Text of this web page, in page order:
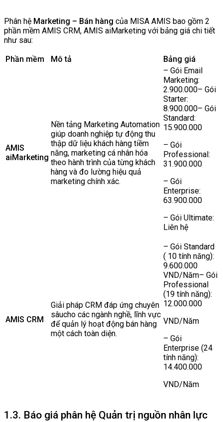
Phân hệ Marketing – Bán hàng của MISA AMIS bao gồm 2
phần mềm AMIS CRM, AMIS aiMarketing với bảng giá chi tiết
như sau:
Phần mềm
Mô tả Bảng giá
AMIS
aiMarketing
Nền tảng Marketing Automation
giúp doanh nghiệp tự động thu
thập dữ liệu khách hàng tiềm
năng, marketing cá nhân hóa
theo hành trình của từng khách
hàng và đo lường hiệu quả
marketing chính xác.
– Gói Email
Marketing:
2.900.000– Gói
Starter:
8.900.000– Gói
Standard:
15.900.000
– Gói
Professional:
31.900.000
– Gói
Enterprise:
63.900.000
– Gói Ultimate:
Liên hệ
AMIS CRM
Giải pháp CRM đáp ứng chuyên
sâucho các ngành nghề, lĩnh vực
để quản lý hoạt động bán hàng
một cách toàn diện.
– Gói Standard
( 10 tính năng):
9.600.000
VND/Năm– Gói
Professional
(19 tính năng):
12.000.000
VND/Năm
– Gói
Enterprise (24
tính năng):
14.400.000
VND/Năm
1.3. Báo giá phân hệ Quản trị nguồn nhân lực